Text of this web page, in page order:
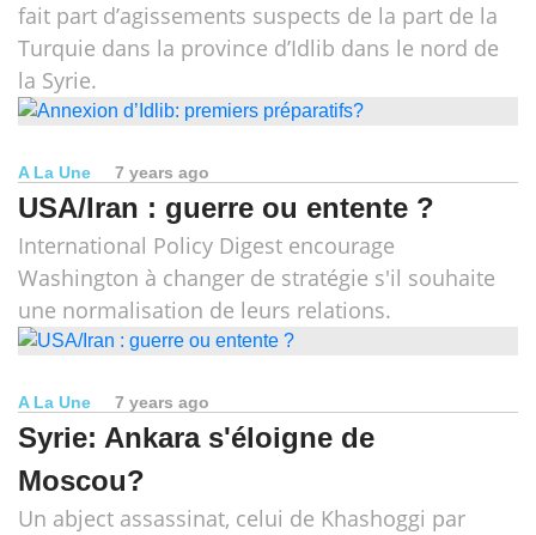
fait part d’agissements suspects de la part de la
Turquie dans la province d’Idlib dans le nord de
la Syrie.
A La Une 7 years ago
USA/Iran : guerre ou entente ?
International Policy Digest encourage
Washington à changer de stratégie s'il souhaite
une normalisation de leurs relations.
A La Une 7 years ago
Syrie: Ankara s'éloigne de
Moscou?
Un abject assassinat, celui de Khashoggi par